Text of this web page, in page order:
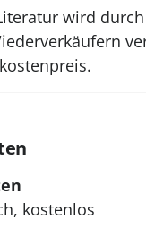
wird
kostenlos